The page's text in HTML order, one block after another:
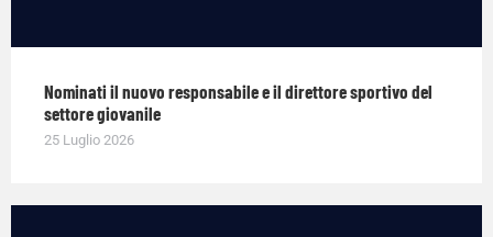
Nominati il nuovo responsabile e il direttore sportivo del
settore giovanile
25 Luglio 2026